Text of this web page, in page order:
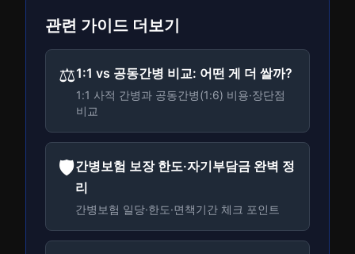
관련 가이드 더보기
⚖️1:1 vs 공동간병 비교: 어떤 게 더 쌀까?
1:1 사적 간병과 공동간병(1:6) 비용·장단점
비교
🛡️간병보험 보장 한도·자기부담금 완벽 정
리
간병보험 일당·한도·면책기간 체크 포인트